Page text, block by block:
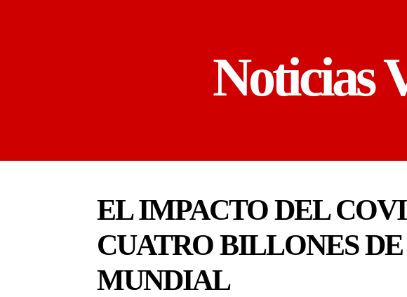
Noticias
EL IMPACTO DEL
CUATRO BILLONES
MUNDIAL